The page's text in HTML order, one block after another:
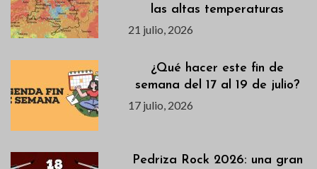
las altas temperaturas
21 julio, 2026
¿Qué hacer este fin de
semana del 17 al 19 de julio?
17 julio, 2026
Pedriza Rock 2026: una gran